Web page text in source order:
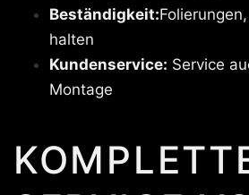
Beständigkeit:
halten
Kundenservice: Service
Montage